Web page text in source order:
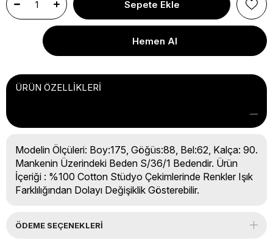
ÜRÜN ÖZELLIKLERI
Modelin Ölçüleri: Boy:175, Göğüs:88, Bel:62, Kalça: 90.
Mankenin Üzerindeki Beden S/36/1 Bedendir. Ürün
İçeriği : %100 Cotton Stüdyo Çekimlerinde Renkler Işık
Farklılığından Dolayı Değişiklik Gösterebilir.
ÖDEME SEÇENEKLERI